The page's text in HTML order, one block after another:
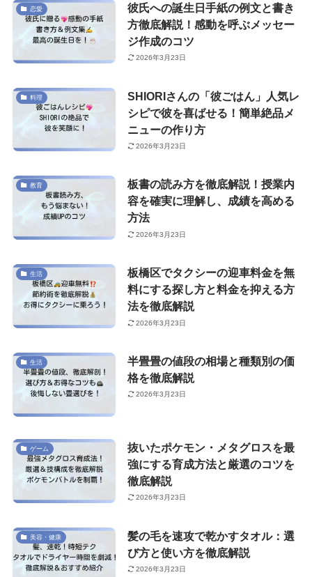
恋愛
彼氏への誕生日手紙の例文と書き
方徹底解説！感動を呼ぶメッセー
ジ作成のコツ
2026年3月23日
料理
SHIORIさんの「彼ごはん」人気レ
シピで彼を喜ばせる！簡単絶品メ
ニューの作り方
2026年3月23日
教育
板書の読み方を徹底解説！授業内
容を確実に理解し、成績を高める
方法
2026年3月23日
生活
板橋区でタクシーの迎車料金を無
料にする探し方と料金を抑える方
法を徹底解説
2026年3月23日
生活
半畳畳の値段の相場と種類別の価
格を徹底解説
2026年3月23日
ゲーム
抜いたポケモン・メタグロスを最
強にする育成方法と厳選のコツを
徹底解説
2026年3月23日
美容・健康
髪の毛を速攻で乾かすタオル：選
び方と使い方を徹底解説
2026年3月23日